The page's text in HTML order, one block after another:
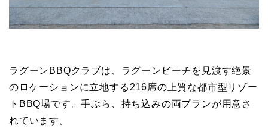
ラグーンBBQクラブは、ラグーンビーチを見渡す絶景
のロケーションに立地する216席の上質な都市型リゾー
トBBQ場です。手ぶら、持ち込みの両プランが用意さ
れています。